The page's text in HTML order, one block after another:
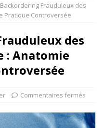
Frauduleux des
Pratique Controversée
des
: Anatomie
Commentaires fermés